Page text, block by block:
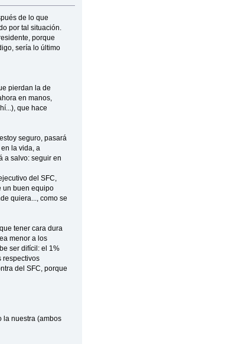
de lo que
por tal situación.
porque
sería lo último
pierdan la de
en manos,
que hace
seguro, pasará
la vida, a
a salvo: seguir en
del SFC,
un buen equipo
quiera..., como se
tener cara dura
menor a los
ser difícil: el 1%
respectivos
del SFC, porque
la nuestra (ambos